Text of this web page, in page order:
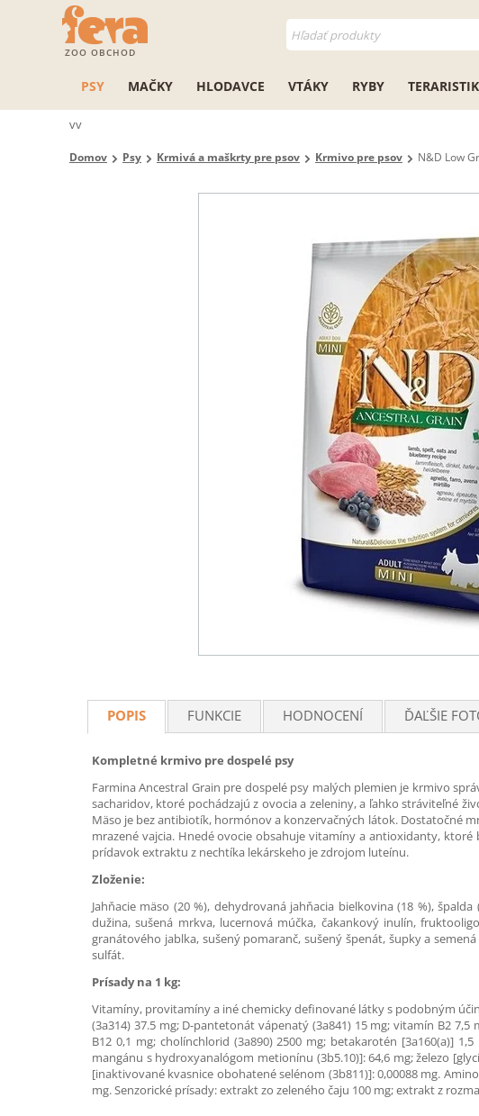
ZOO OBCHOD
PSY MAČKY HLODAVCE VTÁKY RYBY
vv
Domov Psy Krmivá a maškrty pre psov Krmivo pre psov N&D Low
POPIS FUNKCIE HODNOCENÍ ĎAĽŠIE
Kompletné krmivo pre dospelé psy
Farmina Ancestral Grain pre dospelé psy malých plemien je krmivo
sacharidov, ktoré pochádzajú z ovocia a zeleniny, a ľahko stráviteľné
Mäso je bez antibiotík, hormónov a konzervačných látok. Dostatočné
mrazené vajcia. Hnedé ovocie obsahuje vitamíny a antioxidanty,
prídavok extraktu z nechtíka lekárskeho je zdrojom luteínu.
Zloženie:
Jahňacie mäso (20 %), dehydrovaná jahňacia bielkovina (18 %),
dužina, sušená mrkva, lucernová múčka, čakankový inulín,
granátového jablka, sušený pomaranč, sušený špenát, šupky a
sulfát.
Prísady na 1 kg:
Vitamíny, provitamíny a iné chemicky definované látky s podobným
(3a314) 37.5 mg; D-pantetonát vápenatý (3a841) 15 mg; vitamín B2
B12 0,1 mg; cholínchlorid (3a890) 2500 mg; betakarotén [3a160(a)]
mangánu s hydroxyanalógom metionínu (3b5.10)]: 64,6 mg; železo
[inaktivované kvasnice obohatené selénom (3b811)]: 0,00088 mg.
mg. Senzorické prísady: extrakt zo zeleného čaju 100 mg; extrakt z